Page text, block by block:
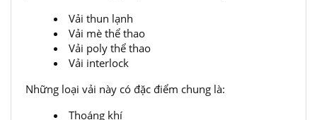
Vải thun lạnh
Vải mè thể thao
Vải poly thể thao
Vải interlock
Những loại vải này có đặc điểm chung là:
Thoáng khí